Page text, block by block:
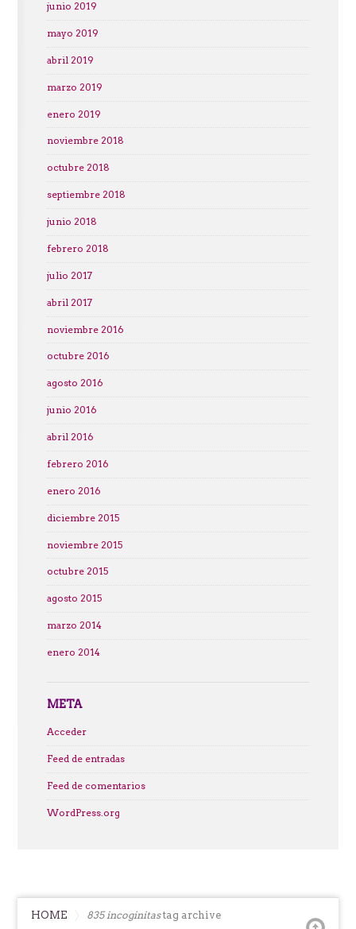
junio 2019
mayo 2019
abril 2019
marzo 2019
enero 2019
noviembre 2018
octubre 2018
septiembre 2018
junio 2018
febrero 2018
julio 2017
abril 2017
noviembre 2016
octubre 2016
agosto 2016
junio 2016
abril 2016
febrero 2016
enero 2016
diciembre 2015
noviembre 2015
octubre 2015
agosto 2015
marzo 2014
enero 2014
META
Acceder
Feed de entradas
Feed de comentarios
WordPress.org
HOME 835 incoginitastag archive